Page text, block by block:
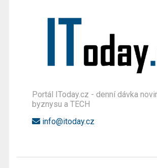
Portál IToday.cz - denní dávka
byznysu a TECH
info@itoday.cz